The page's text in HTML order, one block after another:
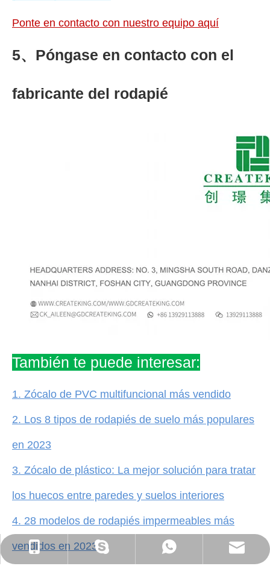
Ponte en contacto con nuestro equipo aquí
5、Póngase en contacto con el
fabricante del rodapié
También te puede interesar:
1. Zócalo de PVC multifuncional más vendido
2. Los 8 tipos de rodapiés de suelo más populares
en 2023
3. Zócalo de plástico: La mejor solución para tratar
los huecos entre paredes y suelos interiores
4. 28 modelos de rodapiés impermeables más
vendidos en 2023 +86-13929113888
+86-13928691588
ck_Lucky@gdcreateking.com